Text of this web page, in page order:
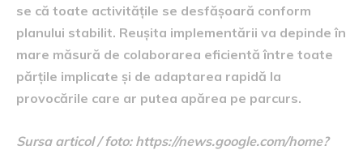
se că toate activitățile se desfășoară conform
planului stabilit. Reușita implementării va depinde în
mare măsură de colaborarea eficientă între toate
părțile implicate și de adaptarea rapidă la
provocările care ar putea apărea pe parcurs.
Sursa articol / foto: https://news.google.com/home?